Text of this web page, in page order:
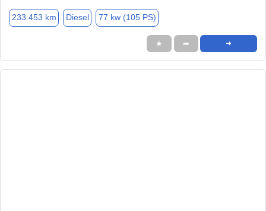
233.453 km Diesel 77 kw (105 PS)
★ ➦ ➜